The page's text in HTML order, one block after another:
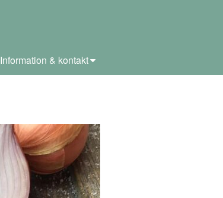
Information & kontakt